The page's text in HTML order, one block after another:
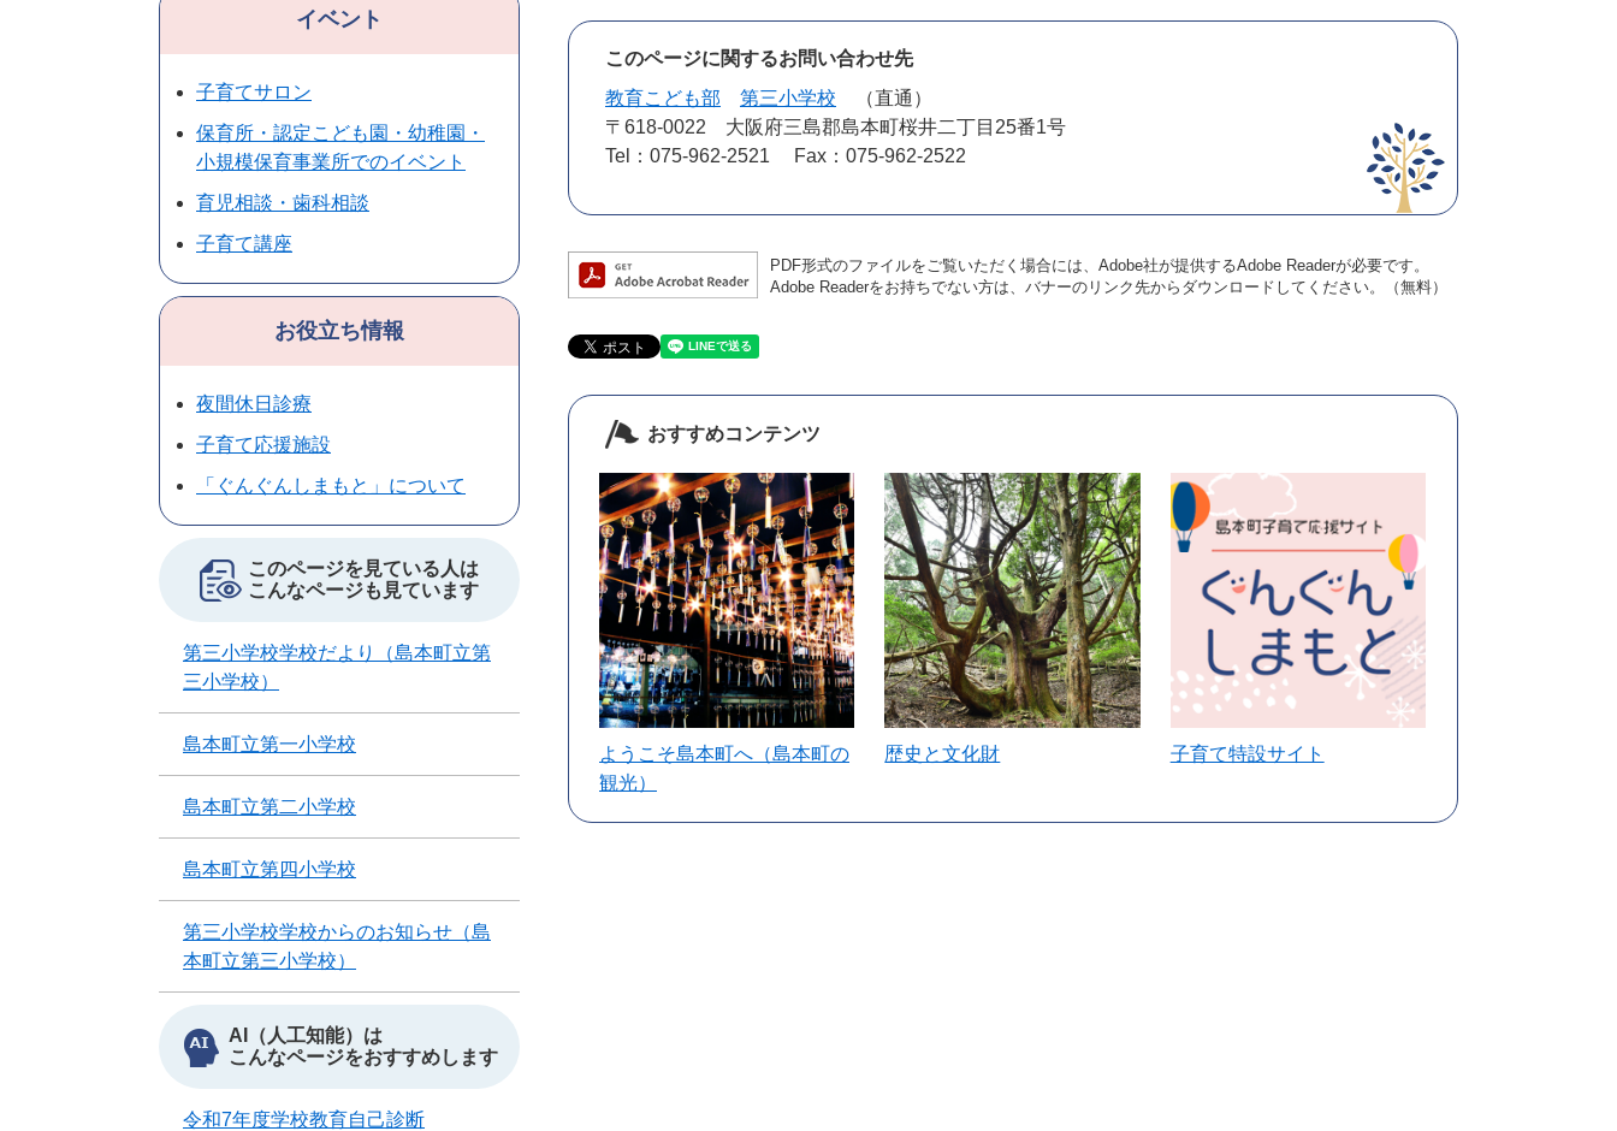
このページに関するお問い合わせ先
教育こども部
第三小学校
直通
〒618-0022
大阪府三島郡島本町桜井二丁目25番1号
Tel：075-962-2521
Fax：075-962-2522
PDF形式のファイルをご覧いただく場合には、Adobe社が提供するAdobe Readerが必要です。
Adobe Readerをお持ちでない方は、バナーのリンク先からダウンロードしてください。（無料）
おすすめコンテンツ
ようこそ島本町へ（島本町の
観光）
歴史と文化財 子育て特設サイト
イベント
子育てサロン
保育所・認定こども園・幼稚園・
小規模保育事業所でのイベント
育児相談・歯科相談
子育て講座
お役立ち情報
夜間休日診療
子育て応援施設
「ぐんぐんしまもと」について
このページを見ている人は
こんなページも見ています
第三小学校学校だより（島本町立第
三小学校）
島本町立第一小学校
島本町立第二小学校
島本町立第四小学校
第三小学校学校からのお知らせ（島
本町立第三小学校）
AI（人工知能）は
こんなページをおすすめします
令和7年度学校教育自己診断